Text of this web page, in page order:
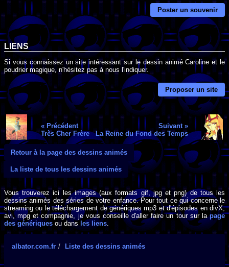
Poster un souvenir
LIENS
Si vous connaissez un site intéressant sur le dessin animé Caroline et le
poudrier magique, n'hésitez pas à nous l'indiquer.
Proposer un site
« Précédent
Très Cher Frère
Suivant »
La Reine du Fond des Temps
Retour à la page des dessins animés
La liste de tous les dessins animés
Vous trouverez ici les images (aux formats gif, jpg et png) de tous les
dessins animés des séries de votre enfance. Pour tout ce qui concerne le
streaming ou le téléchargement de génériques mp3 et d'épisodes en divX,
avi, mpg et compagnie, je vous conseille d'aller faire un tour sur lapage
des génériques ou dans les liens
albator.com.fr Liste des dessins animés